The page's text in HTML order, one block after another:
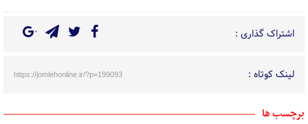
اشتراک گذاری :
لینک کوتاه : https://jomlehonline.ir/?p=199093
برچسب ها